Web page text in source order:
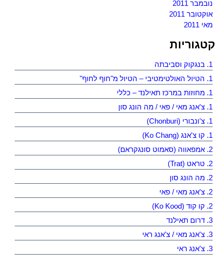
נובמבר 2011
אוקטובר 2011
מאי 2011
קטגוריות
1. בנגקוק וסביבתה
1. הטיול האולטימטיבי – הטיול מ"חוף לחוף"
1. מחוזות במרכז תאילנד – כללי
1. צ'אנג מאי / פאי / מה הונג סון
1. צ'ונבורי (Chonburi)
1. קו צ'אנג (Ko Chang)
2. אמפאווה (סאמוט סונגקראם)
2. טראט (Trat)
2. מה הונג סון
2. צ'אנג מאי / פאי
2. קו קוד (Ko Kood)
3. דרום תאילנד
3. צ'אנג מאי / צ'אנג ראי
3. צ'אנג ראי